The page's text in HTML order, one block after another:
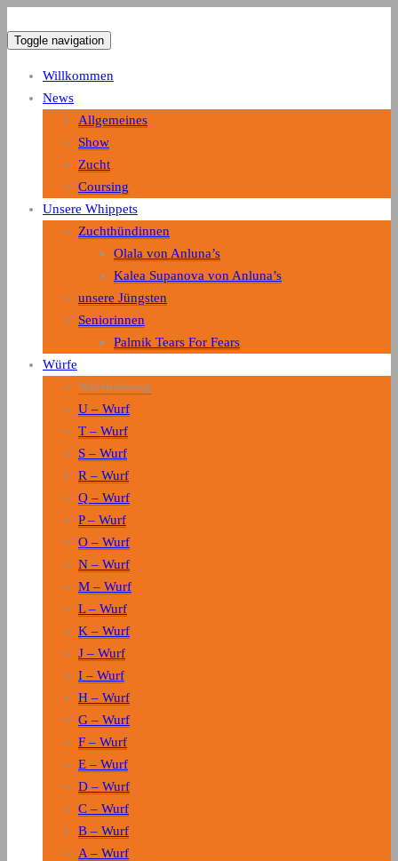
von Anluna's Whippets
Zuchtstätte eleganter kleiner
englischer Whippets
Toggle navigation
Willkommen
News
Allgemeines
Show
Zucht
Coursing
Unsere Whippets
Zuchthündinnen
Olala von Anluna’s
Kalea Supanova von Anluna’s
unsere Jüngsten
Seniorinnen
Palmik Tears For Fears
Würfe
Wurfplanung
U – Wurf
T – Wurf
S – Wurf
R – Wurf
Q – Wurf
P – Wurf
O – Wurf
N – Wurf
M – Wurf
L – Wurf
K – Wurf
J – Wurf
I – Wurf
H – Wurf
G – Wurf
F – Wurf
E – Wurf
D – Wurf
C – Wurf
B – Wurf
A – Wurf